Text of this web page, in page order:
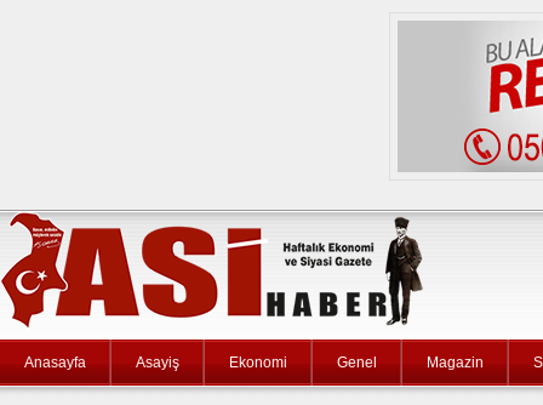
Anasayfa Asayiş Ekonomi Genel Magazin